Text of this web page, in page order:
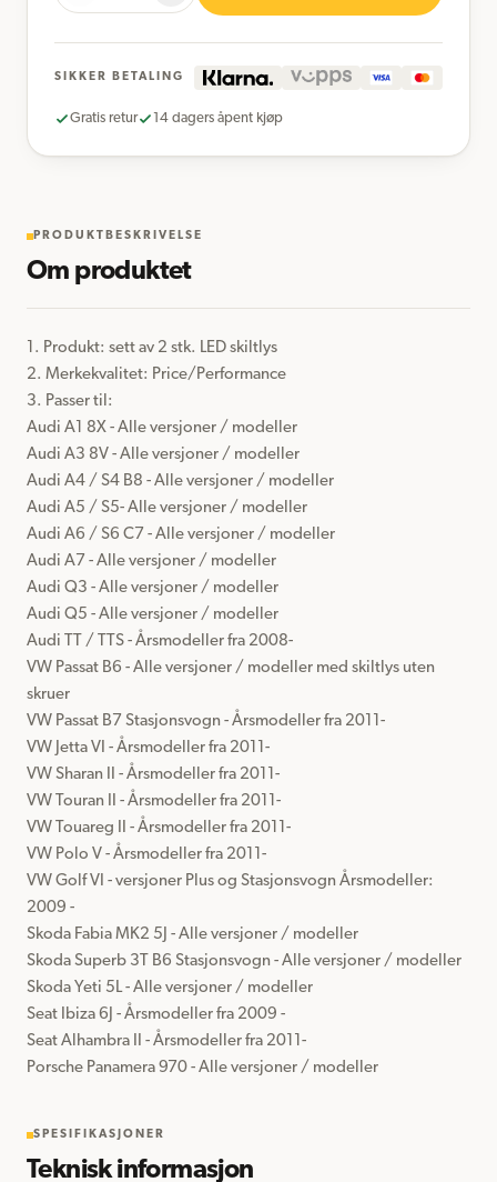
SIKKER BETALING
Gratis retur 14 dagers åpent kjøp
PRODUKTBESKRIVELSE
Om produktet
1. Produkt: sett av 2 stk. LED skiltlys
2. Merkekvalitet: Price/Performance
3. Passer til:
Audi A1 8X - Alle versjoner / modeller
Audi A3 8V - Alle versjoner / modeller
Audi A4 / S4 B8 - Alle versjoner / modeller
Audi A5 / S5- Alle versjoner / modeller
Audi A6 / S6 C7 - Alle versjoner / modeller
Audi A7 - Alle versjoner / modeller
Audi Q3 - Alle versjoner / modeller
Audi Q5 - Alle versjoner / modeller
Audi TT / TTS - Årsmodeller fra 2008-
VW Passat B6 - Alle versjoner / modeller med skiltlys uten
skruer
VW Passat B7 Stasjonsvogn - Årsmodeller fra 2011-
VW Jetta VI - Årsmodeller fra 2011-
VW Sharan II - Årsmodeller fra 2011-
VW Touran II - Årsmodeller fra 2011-
VW Touareg II - Årsmodeller fra 2011-
VW Polo V - Årsmodeller fra 2011-
VW Golf VI - versjoner Plus og Stasjonsvogn Årsmodeller:
2009 -
Skoda Fabia MK2 5J - Alle versjoner / modeller
Skoda Superb 3T B6 Stasjonsvogn - Alle versjoner / modeller
Skoda Yeti 5L - Alle versjoner / modeller
Seat Ibiza 6J - Årsmodeller fra 2009 -
Seat Alhambra II - Årsmodeller fra 2011-
Porsche Panamera 970 - Alle versjoner / modeller
SPESIFIKASJONER
Teknisk informasjon